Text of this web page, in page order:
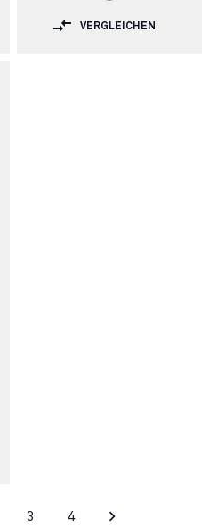
VERGLEICHEN
3 4